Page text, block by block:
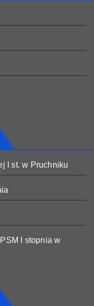
I st. w Pruchniku
I stopnia w